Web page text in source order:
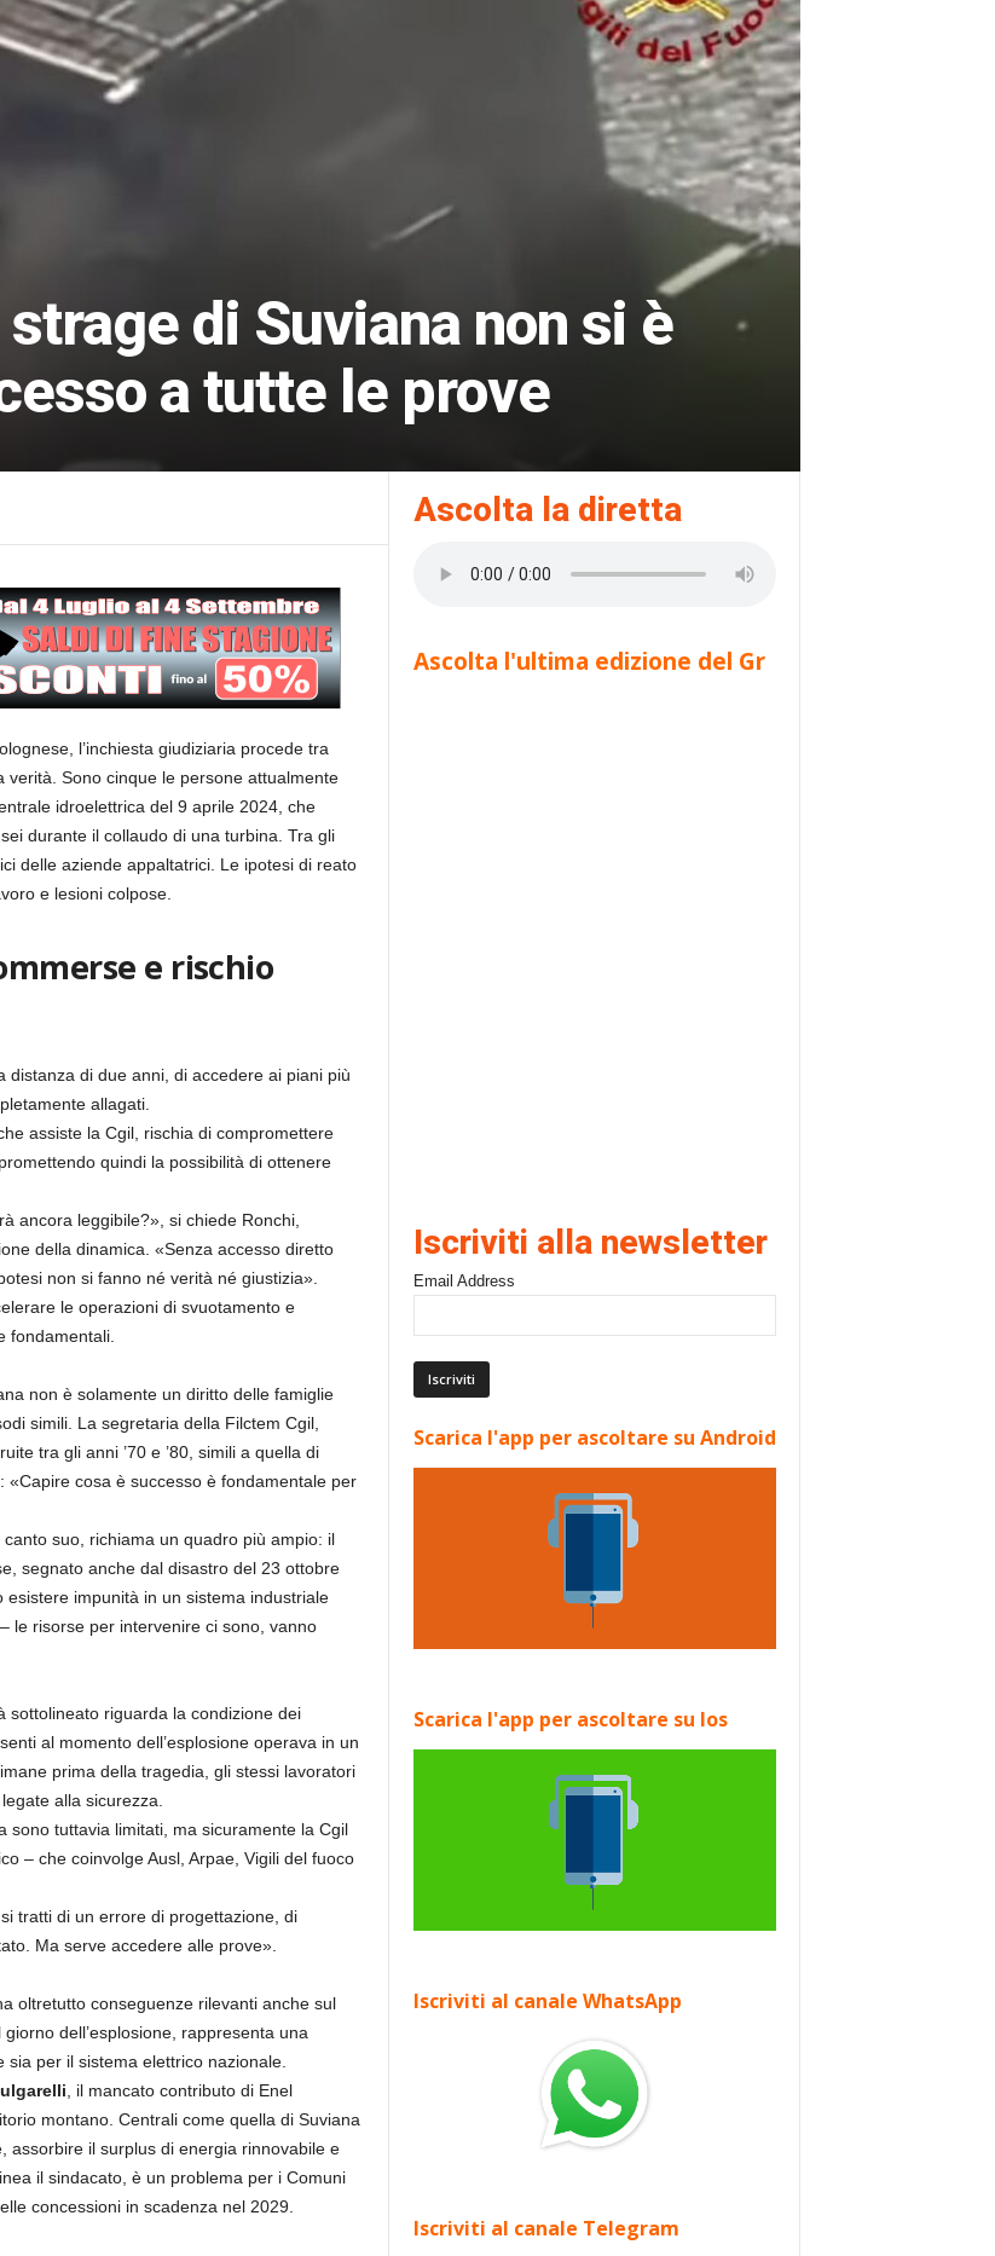
di Suviana non si è
a tutte le prove
l’inchiesta giudiziaria procede tra
Sono cinque le persone attualmente
idroelettrica del 9 aprile 2024, che
durante il collaudo di una turbina. Tra gli
delle aziende appaltatrici. Le ipotesi di reato
e lesioni colpose.
e rischio
distanza di due anni, di accedere ai piani più
allagati.
assiste la Cgil, rischia di compromettere
quindi la possibilità di ottenere
ancora leggibile?», si chiede Ronchi,
della dinamica. «Senza accesso diretto
non si fanno né verità né giustizia».
le operazioni di svuotamento e
fondamentali.
non è solamente un diritto delle famiglie
simili. La segretaria della Filctem Cgil,
tra gli anni ’70 e ’80, simili a quella di
cosa è successo è fondamentale per
canto suo, richiama un quadro più ampio: il
segnato anche dal disastro del 23 ottobre
esistere impunità in un sistema industriale
le risorse per intervenire ci sono, vanno
sottolineato riguarda la condizione dei
al momento dell’esplosione operava in un
prima della tragedia, gli stessi lavoratori
alla sicurezza.
sono tuttavia limitati, ma sicuramente la Cgil
– che coinvolge Ausl, Arpae, Vigili del fuoco
tratti di un errore di progettazione, di
Ma serve accedere alle prove».
oltretutto conseguenze rilevanti anche sul
dell’esplosione, rappresenta una
per il sistema elettrico nazionale.
, il mancato contributo di Enel
montano. Centrali come quella di Suviana
assorbire il surplus di energia rinnovabile e
il sindacato, è un problema per i Comuni
concessioni in scadenza nel 2029.
Ascolta la diretta
Ascolta l'ultima edizione del Gr
Iscriviti alla newsletter
Email Address
Scarica l'app per ascoltare su Android
Scarica l'app per ascoltare su Ios
Iscriviti al canale WhatsApp
Iscriviti al canale Telegram